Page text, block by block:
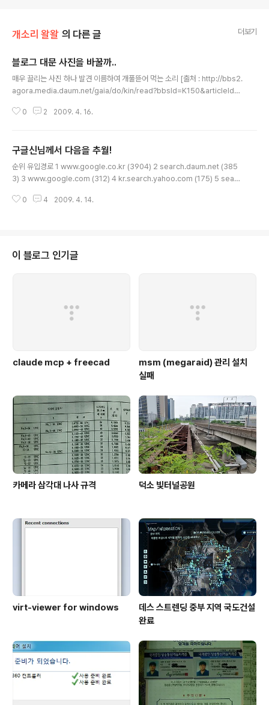
개소리 왈왈 의 다른 글 더보기
블로그 대문 사진을 바꿀까..
매우 끌리는 사진 하나 발견 이름하여 개풀뜯어 먹는 소리 [출처 : http://bbs2.
agora.media.daum.net/gaia/do/kin/read?bbsId=K150&articleId=
0 2 2009. 4. 16.
구글신님께서 다음을 추월!
순위 유입경로 1 www.google.co.kr (3904) 2 search.daum.net (385
3) 3 www.google.com (312) 4 kr.search.yahoo.com (175) 5 searc
1) 8 www.soondesign.co.kr (112) 9 cafe.naver.com (93) 10 mr-ok.
0 4 2009. 4. 14.
이 블로그 인기글
claude mcp + freecad
msm (megaraid) 관리 설치
실패
카메라 삼각대 나사 규격 덕소 빛터널공원
virt-viewer for windows
데스 스트렌딩 중부 지역 국도건설
완료